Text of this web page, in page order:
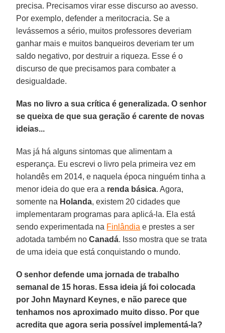
precisa. Precisamos virar esse discurso ao avesso.
Por exemplo, defender a meritocracia. Se a
levássemos a sério, muitos professores deveriam
ganhar mais e muitos banqueiros deveriam ter um
saldo negativo, por destruir a riqueza. Esse é o
discurso de que precisamos para combater a
desigualdade.
Mas no livro a sua crítica é generalizada. O senhor
se queixa de que sua geração é carente de novas
ideias...
Mas já há alguns sintomas que alimentam a
esperança. Eu escrevi o livro pela primeira vez em
holandês em 2014, e naquela época ninguém tinha a
menor ideia do que era a renda básica. Agora,
somente na Holanda, existem 20 cidades que
implementaram programas para aplicá-la. Ela está
sendo experimentada na Finlândia e prestes a ser
adotada também noCanadá. Isso mostra que se trata
de uma ideia que está conquistando o mundo.
O senhor defende uma jornada de trabalho
semanal de 15 horas. Essa ideia já foi colocada
por John Maynard Keynes, e não parece que
tenhamos nos aproximado muito disso. Por que
acredita que agora seria possível implementá-la?